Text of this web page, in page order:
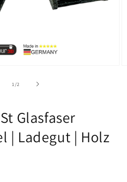
1 /von
2
Glasfaser
| Ladegut | Holz